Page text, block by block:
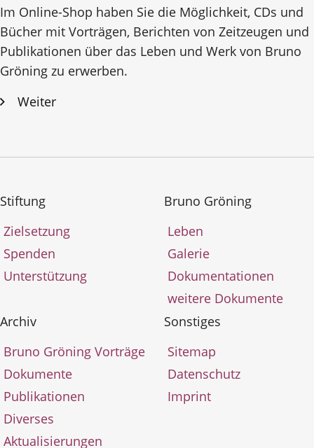
Im Online-Shop haben Sie die Möglichkeit, CDs und
Bücher mit Vorträgen, Berichten von Zeitzeugen und
Publikationen über das Leben und Werk von Bruno
Gröning zu erwerben.
Weiter
Stiftung
Zielsetzung
Spenden
Unterstützung
Bruno Gröning
Leben
Galerie
Dokumentationen
weitere Dokumente
Archiv
Bruno Gröning Vorträge
Dokumente
Publikationen
Diverses
Aktualisierungen
Sonstiges
Sitemap
Datenschutz
Imprint